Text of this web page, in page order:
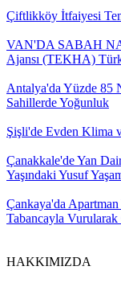
Çiftlikköy İtfaiyesi
VAN'DA SABAH
Ajansı (TEKHA)
Antalya'da Yüzde 85
Sahillerde Yoğunluk
Şişli'de Evden Klima
Çanakkale'de Yan
Yaşındaki Yusuf
Çankaya'da Apartman
Tabancayla
HAKKIMIZDA